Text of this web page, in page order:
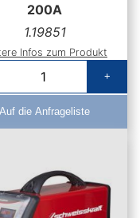
200A
1.19851
Infos zum Produkt
+
Auf die Anfrageliste